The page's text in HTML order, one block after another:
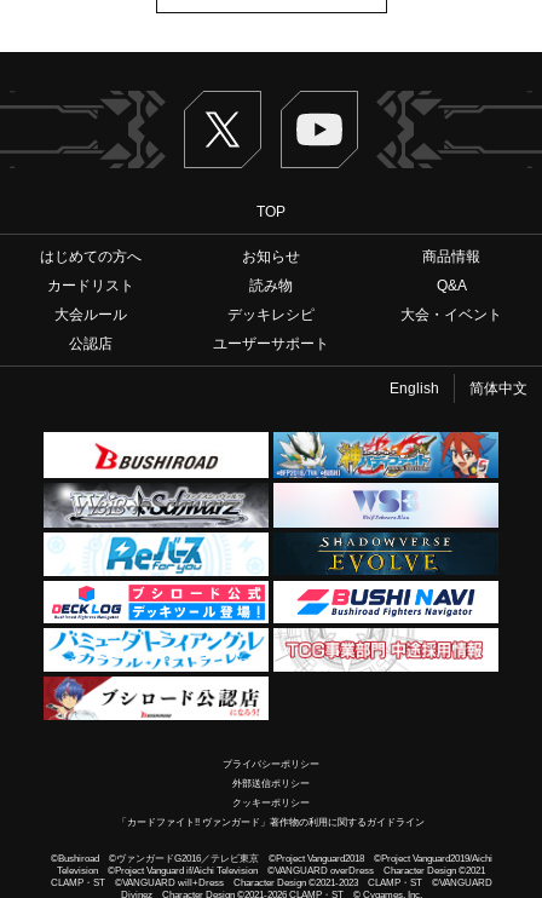
Twitter ヴァンガードch
TOP
はじめての方へ お知らせ
商品情報
カードリスト
読み物
Q&A
大会ルール
デッキレシピ
大会・イベント
公認店
ユーザーサポート
English 简体中文
プライバシーポリシー
外部送信ポリシー
クッキーポリシー
「カードファイト!! ヴァンガード」著作物の利用に関するガイドライン
©Bushiroad ©ヴァンガードG2016／テレビ東京 ©Project Vanguard2018 ©Project Vanguard2019/Aichi
Television ©Project Vanguard if/Aichi Television ©VANGUARD overDress Character Design ©2021
CLAMP・ST ©VANGUARD will+Dress Character Design ©2021-2023 CLAMP・ST ©VANGUARD
Divinez Character Design ©2021-2026 CLAMP・ST © Cygames, Inc.